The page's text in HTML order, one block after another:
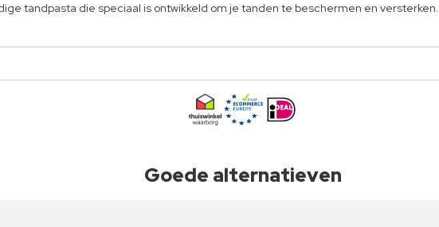
tandpasta die speciaal is ontwikkeld om je tanden te beschermen en versterken.
Goede alternatieven